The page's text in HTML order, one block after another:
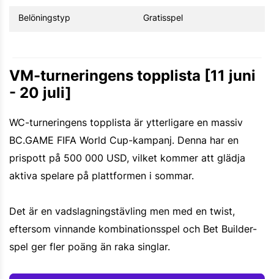
Belöningstyp Gratisspel
VM-turneringens topplista [11 juni
- 20 juli]
WC-turneringens topplista är ytterligare en massiv
BC.GAME FIFA World Cup-kampanj. Denna har en
prispott på 500 000 USD, vilket kommer att glädja
aktiva spelare på plattformen i sommar.
Det är en vadslagningstävling men med en twist,
eftersom vinnande kombinationsspel och Bet Builder-
spel ger fler poäng än raka singlar.